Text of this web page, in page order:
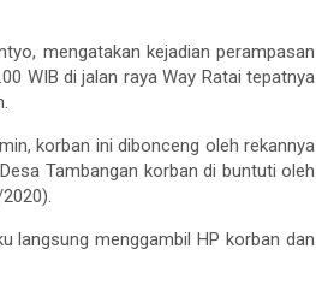
mengatakan kejadian perampasan
WIB di jalan raya Way Ratai tepatnya
korban ini dibonceng oleh rekannya
Tambangan korban di buntuti oleh
langsung menggambil HP korban dan